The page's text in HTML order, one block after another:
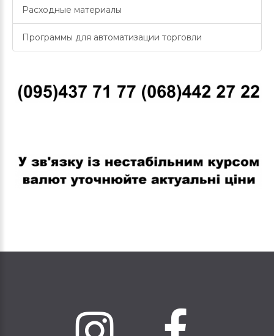
Расходные материалы
Программы для автоматизации торговли